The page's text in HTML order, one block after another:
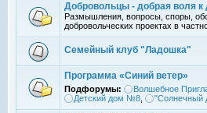
Добровольцы - добрая воля
Размышления, вопросы, споры,
добровольческих проектах в
Семейный клуб "Ладошка"
Программа «Синий ветер»
Подфорумы: Волшебное
Детский дом №8
"Солнечный